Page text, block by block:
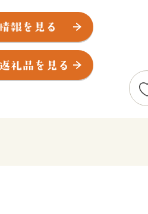
に編さんされた「万葉集」の一首
関東公方の足利成氏が「古河公
その後約130年の間、古河は関東
江戸時代には古河城を中心とした
在も当時の面影を残す街並みや史
、散策に訪れる観光客の姿が多